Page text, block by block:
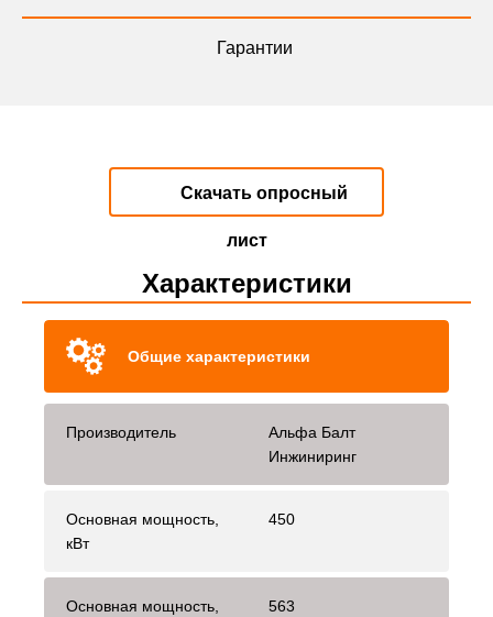
Гарантии
Скачать опросный
лист
Характеристики
Общие характеристики
Производитель
Альфа Балт
Инжиниринг
Основная мощность,
кВт
450
Основная мощность,
563